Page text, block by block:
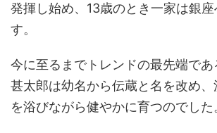
発揮し始め、13歳のとき一家は銀座
す。
今に至るまでトレンドの最先端であ
甚太郎は幼名から伝蔵と名を改め
を浴びながら健やかに育つのでした